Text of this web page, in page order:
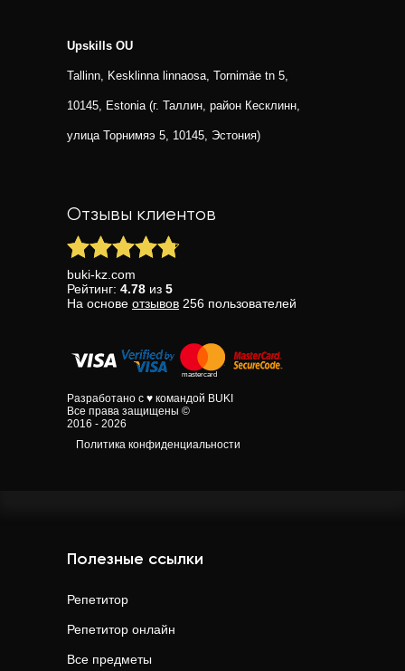
Upskills OU
Tallinn, Kesklinna linnaosa, Tornimäe tn 5,
10145, Estonia (г. Таллин, район Кесклинн,
улица Торнимяэ 5, 10145, Эстония)
Отзывы клиентов
buki-kz.com
Рейтинг: 4.78 из 5
На основе отзывов 256 пользователей
Разработано с ♥ командой BUKI
Все права защищены ©
2016 - 2026
Политика конфиденциальности
Полезные ссылки
Репетитор
Репетитор онлайн
Все предметы